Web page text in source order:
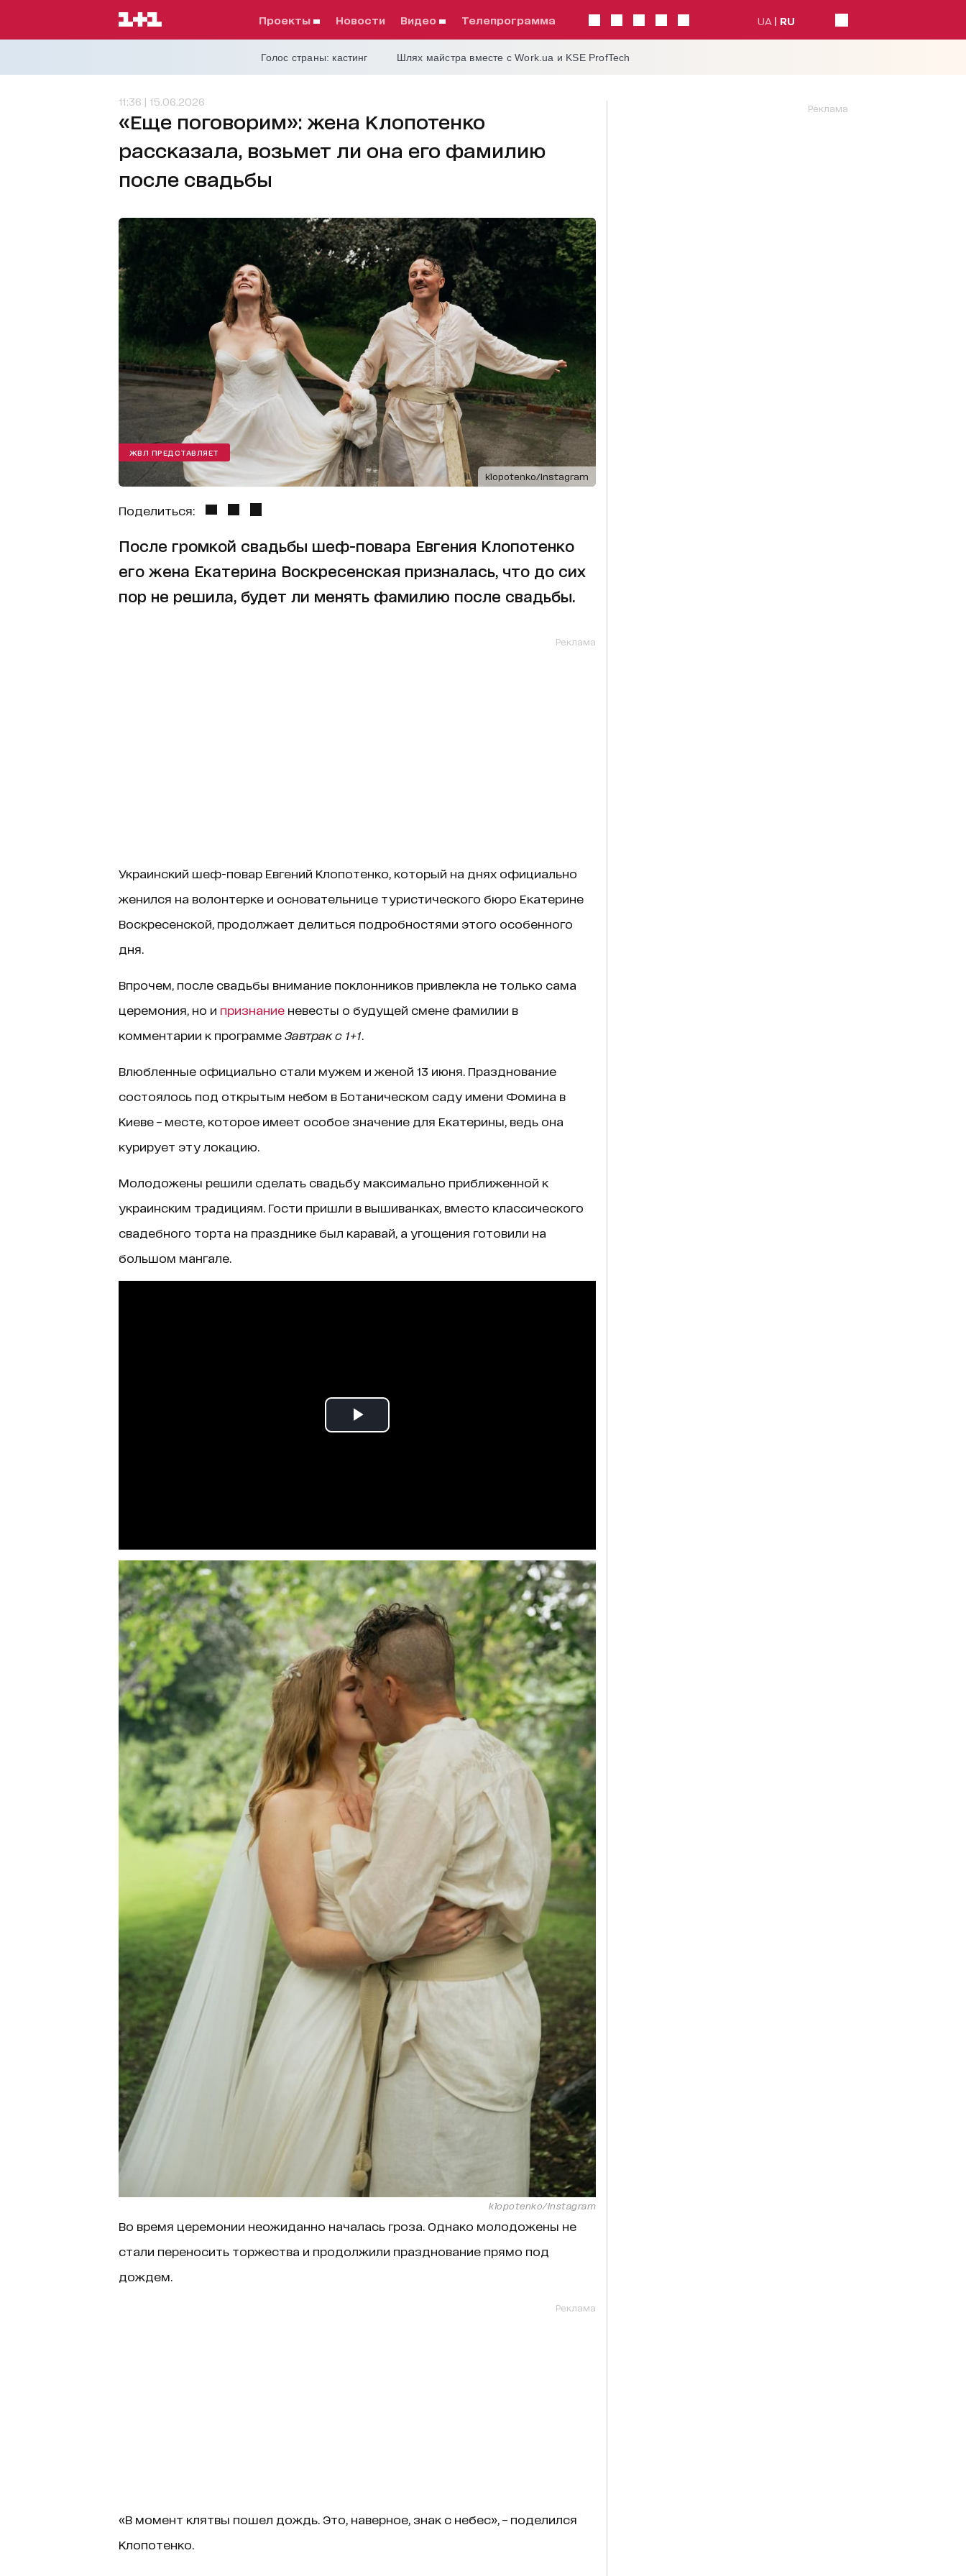
проекты Новости видео телепрограмма UA RU
Голос страны: кастинг Шлях майстра вместе с Work.ua и KSE ProfTech
11:36 | 15.06.2026
«Еще поговорим»: жена Клопотенко
рассказала, возьмет ли она его фамилию
после свадьбы
klopotenko/Instagram
ЖВЛ ПРЕДСТАВЛЯЕТ
Поделиться:
После громкой свадьбы шеф-повара Евгения Клопотенко
его жена Екатерина Воскресенская призналась, что до сих
пор не решила, будет ли менять фамилию после свадьбы.
Реклама
Украинский шеф-повар Евгений Клопотенко, который на днях официально
женился на волонтерке и основательнице туристического бюро Екатерине
Воскресенской, продолжает делиться подробностями этого особенного
дня.
Впрочем, после свадьбы внимание поклонников привлекла не только сама
церемония, но и признаниеневесты о будущей смене фамилии в
комментарии к программе Завтрак с 1+1
Влюбленные официально стали мужем и женой 13 июня. Празднование
состоялось под открытым небом в Ботаническом саду имени Фомина в
Киеве – месте, которое имеет особое значение для Екатерины, ведь она
курирует эту локацию.
Молодожены решили сделать свадьбу максимально приближенной к
украинским традициям. Гости пришли в вышиванках, вместо классического
свадебного торта на празднике был каравай, а угощения готовили на
большом мангале.
klopotenko/Instagram
Во время церемонии неожиданно началась гроза. Однако молодожены не
стали переносить торжества и продолжили празднование прямо под
дождем.
Реклама
«В момент клятвы пошел дождь. Это, наверное, знак с небес», – поделился
Клопотенко.
Реклама